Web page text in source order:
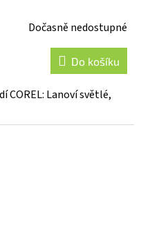
Dočasně nedostupné
Do košíku
COREL: Lanoví světlé,